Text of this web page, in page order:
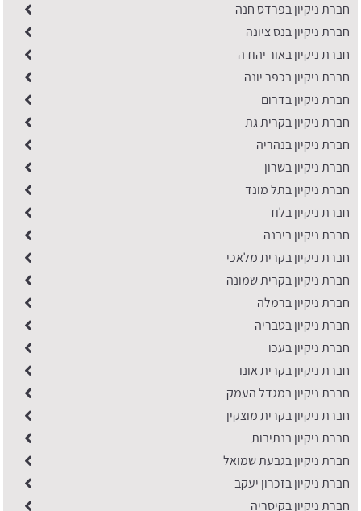
חברת ניקיון בפרדס חנה
חברת ניקיון בנס ציונה
חברת ניקיון באור יהודה
חברת ניקיון בכפר יונה
​חברת ניקיון בדרום
חברת ניקיון בקרית גת
חברת ניקיון בנהריה
חברת ניקיון בשרון
חברת ניקיון בתל מונד
חברת ניקיון בלוד
חברת ניקיון ביבנה
חברת ניקיון בקרית מלאכי
חברת ניקיון בקרית שמונה
חברת ניקיון ברמלה
חברת ניקיון בטבריה
חברת ניקיון בעכו
חברת ניקיון בקרית אונו
חברת ניקיון במגדל העמק
חברת ניקיון בקרית מוצקין
חברת ניקיון בנתיבות
חברת ניקיון בגבעת שמואל
חברת ניקיון בזכרון יעקב
חברת ניקיון בקיסריה